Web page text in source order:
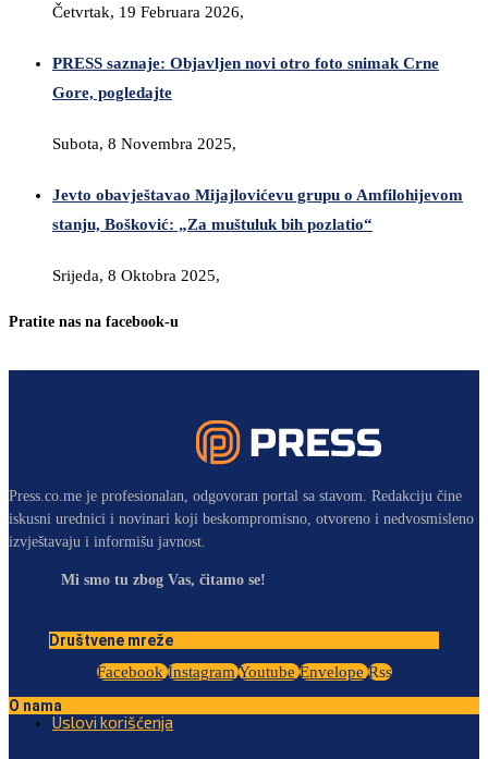
Četvrtak, 19 Februara 2026,
PRESS saznaje: Objavljen novi otro foto snimak Crne
Gore, pogledajte
Subota, 8 Novembra 2025,
Jevto obavještavao Mijajlovićevu grupu o Amfilohijevom
stanju, Bošković: „Za muštuluk bih pozlatio“
Srijeda, 8 Oktobra 2025,
Pratite nas na facebook-u
Press.co.me je profesionalan, odgovoran portal sa stavom. Redakciju čine
iskusni urednici i novinari koji beskompromisno, otvoreno i nedvosmisleno
izvještavaju i informišu javnost.
Mi smo tu zbog Vas, čitamo se!
Društvene mreže
Facebook Instagram Youtube Envelope Rss
O nama
Uslovi korišćenja